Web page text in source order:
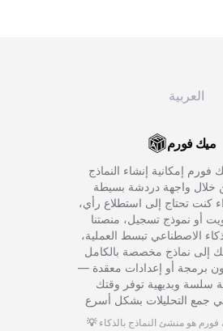
ميك فورم
فورم إمكانية إنشاء النماذج
خلال واجهة دردشة بسيطة
كنت تحتاج إلى استطلاع رأي،
أو نموذج تسجيل، منصتنا
الاصطناعي تبسط العملية،
إلى نماذج مخصصة بالكامل
برمجة أو إعدادات معقدة —
سلسة وبديهية توفر وقتك
هو منشئ النماذج بالذكاء